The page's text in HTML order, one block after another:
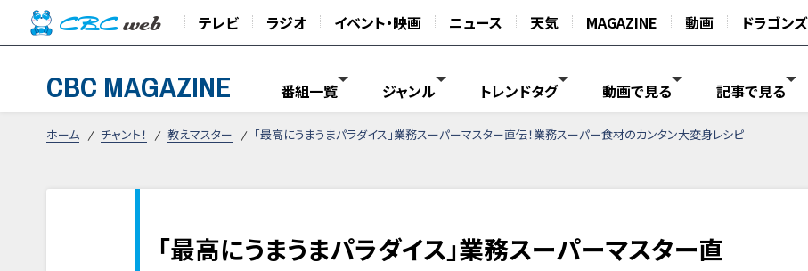
テレビ ラジオ イベント・映画 ニュース 天気 MAGAZINE 動画 ドラゴンズ
CBC MAGAZINE 番組一覧 ジャンル トレンドタグ 動画で見る 記事で見る
ホーム チャント！ 教えマスター 「最高にうまうまパラダイス」業務スーパーマスター直伝！業務スーパー食材のカンタン大変身レシピ
「最高にうまうまパラダイス」業務スーパーマスター直